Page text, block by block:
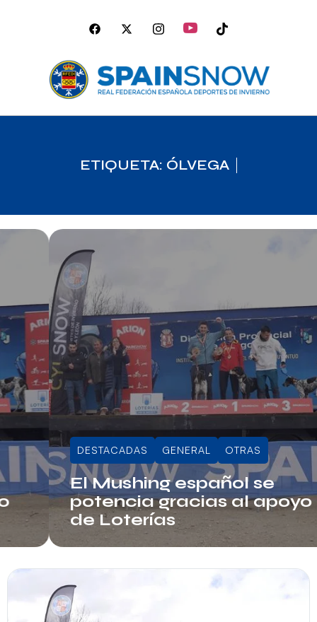
ETIQUETA: ÓLVEGA
DESTACADAS GENERAL OTRAS
El Mushing español se
potencia gracias al apoyo
de Loterías
Juli Sala